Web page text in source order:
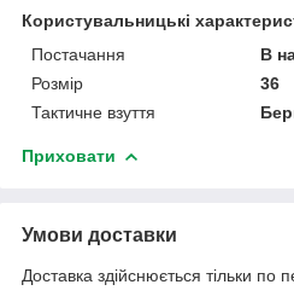
Користувальницькі
Постачання
В
Розмір
36
Тактичне взуття
Приховати
Умови доставки
Доставка здійснюється тільки по